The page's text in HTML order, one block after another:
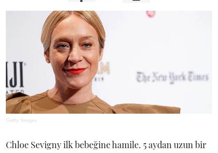
Getty Images
Chloe Sevigny ilk bebeğine hamile. 5 aydan uzun bir